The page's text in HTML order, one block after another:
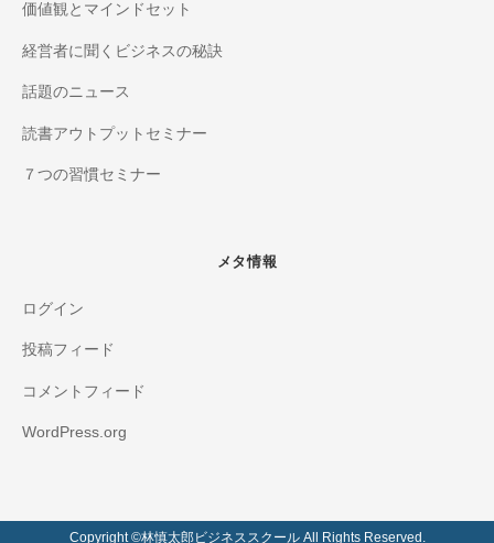
価値観とマインドセット
経営者に聞くビジネスの秘訣
話題のニュース
読書アウトプットセミナー
７つの習慣セミナー
メタ情報
ログイン
投稿フィード
コメントフィード
WordPress.org
Copyright ©️林慎太郎ビジネススクール All Rights Reserved.